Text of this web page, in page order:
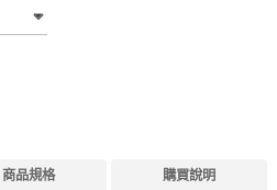
商品規格 購買說明